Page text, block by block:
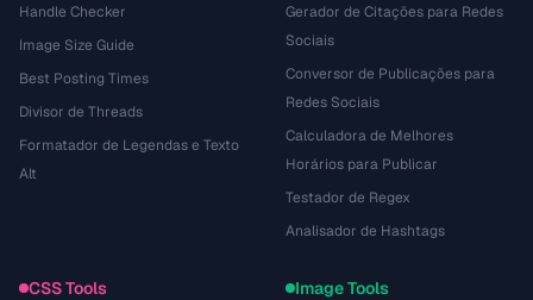
Handle Checker
Image Size Guide
Best Posting Times
Divisor de Threads
Formatador de Legendas e Texto
Alt
Gerador de Citações para Redes
Sociais
Conversor de Publicações para
Redes Sociais
Calculadora de Melhores
Horários para Publicar
Testador de Regex
Analisador de Hashtags
CSS Tools Image Tools